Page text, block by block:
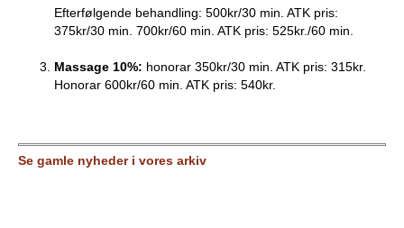
Efterfølgende behandling: 500kr/30 min. ATK pris:
375kr/30 min. 700kr/60 min. ATK pris: 525kr./60 min.
Massage 10%: honorar 350kr/30 min. ATK pris: 315kr.
Honorar 600kr/60 min. ATK pris: 540kr.
Se gamle nyheder i vores arkiv